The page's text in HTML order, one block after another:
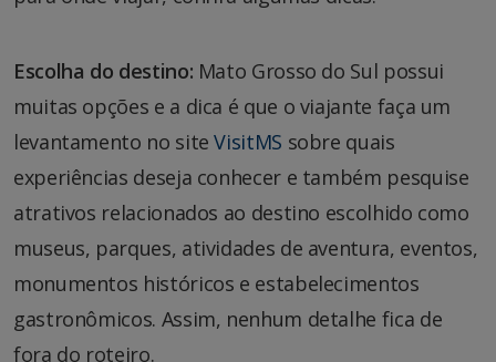
Escolha do destino: Mato Grosso do Sul possui
muitas opções e a dica é que o viajante faça um
levantamento no siteVisitMS sobre quais
experiências deseja conhecer e também pesquise
atrativos relacionados ao destino escolhido como
museus, parques, atividades de aventura, eventos,
monumentos históricos e estabelecimentos
gastronômicos. Assim, nenhum detalhe fica de
fora do roteiro.